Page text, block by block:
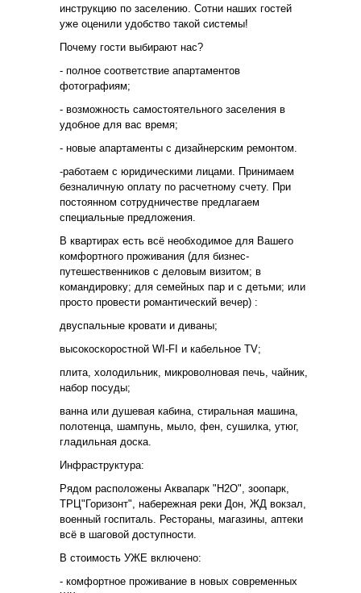
инструкцию по заселению. Сотни наших гостей
уже оценили удобство такой системы!
Почему гости выбирают нас?
- полное соответствие апартаментов
фотографиям;
- возможность самостоятельного заселения в
удобное для вас время;
- новые апартаменты с дизайнерским ремонтом.
-работаем с юридическими лицами. Принимаем
безналичную оплату по расчетному счету. При
постоянном сотрудничестве предлагаем
специальные предложения.
В квартирах есть всё необходимое для Вашего
комфортного проживания (для бизнес-
путешественников с деловым визитом; в
командировку; для семейных пар и с детьми; или
просто провести романтический вечер) :
двуспальные кровати и диваны;
высокоскоростной WI-FI и кабельное ТV;
плита, холодильник, микроволновая печь, чайник,
набор посуды;
ванна или душевая кабина, стиральная машина,
полотенца, шампунь, мыло, фен, сушилка, утюг,
гладильная доска.
Инфраструктура:
Рядом расположены Аквапарк "Н2О", зоопарк,
ТРЦ"Горизонт", набережная реки Дон, ЖД вокзал,
военный госпиталь. Рестораны, магазины, аптеки
всё в шаговой доступности.
В стоимость УЖЕ включено:
- комфортное проживание в новых современных